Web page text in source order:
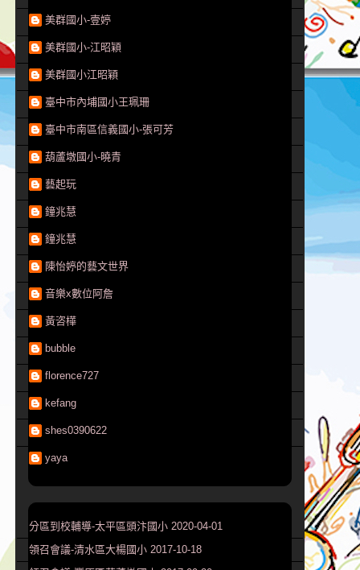
美群國小-壹婷
美群國小-江昭穎
美群國小江昭穎
臺中市內埔國小王珮珊
臺中市南區信義國小-張可芳
葫蘆墩國小-曉青
藝起玩
鐘兆慧
鐘兆慧
陳怡婷的藝文世界
音樂x數位阿詹
黃咨樺
bubble
florence727
kefang
shes0390622
yaya
分區到校輔導-太平區頭汴國小 2020-04-01
領召會議-清水區大楊國小 2017-10-18